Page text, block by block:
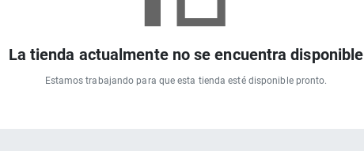
La tienda actualmente no se encuentra disponible
Estamos trabajando para que esta tienda esté disponible pronto.